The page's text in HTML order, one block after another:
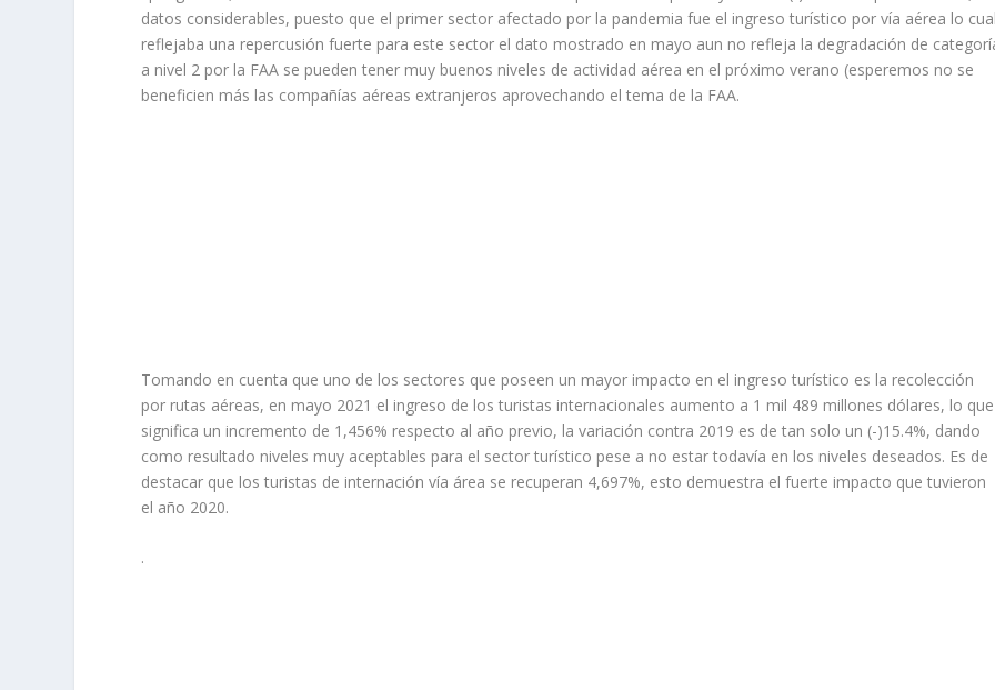
datos considerables, puesto que el primer sector afectado por la pandemia fue el ingreso turístico por vía aérea lo
reflejaba una repercusión fuerte para este sector el dato mostrado en mayo aun no refleja la degradación de
a nivel 2 por la FAA se pueden tener muy buenos niveles de actividad aérea en el próximo verano (esperemos no se
beneficien más las compañías aéreas extranjeros aprovechando el tema de la FAA.
Tomando en cuenta que uno de los sectores que poseen un mayor impacto en el ingreso turístico es la recolección
por rutas aéreas, en mayo 2021 el ingreso de los turistas internacionales aumento a 1 mil 489 millones dólares, lo que
significa un incremento de 1,456% respecto al año previo, la variación contra 2019 es de tan solo un (-)15.4%, dando
como resultado niveles muy aceptables para el sector turístico pese a no estar todavía en los niveles deseados. Es de
destacar que los turistas de internación vía área se recuperan 4,697%, esto demuestra el fuerte impacto que tuvieron
el año 2020.
.